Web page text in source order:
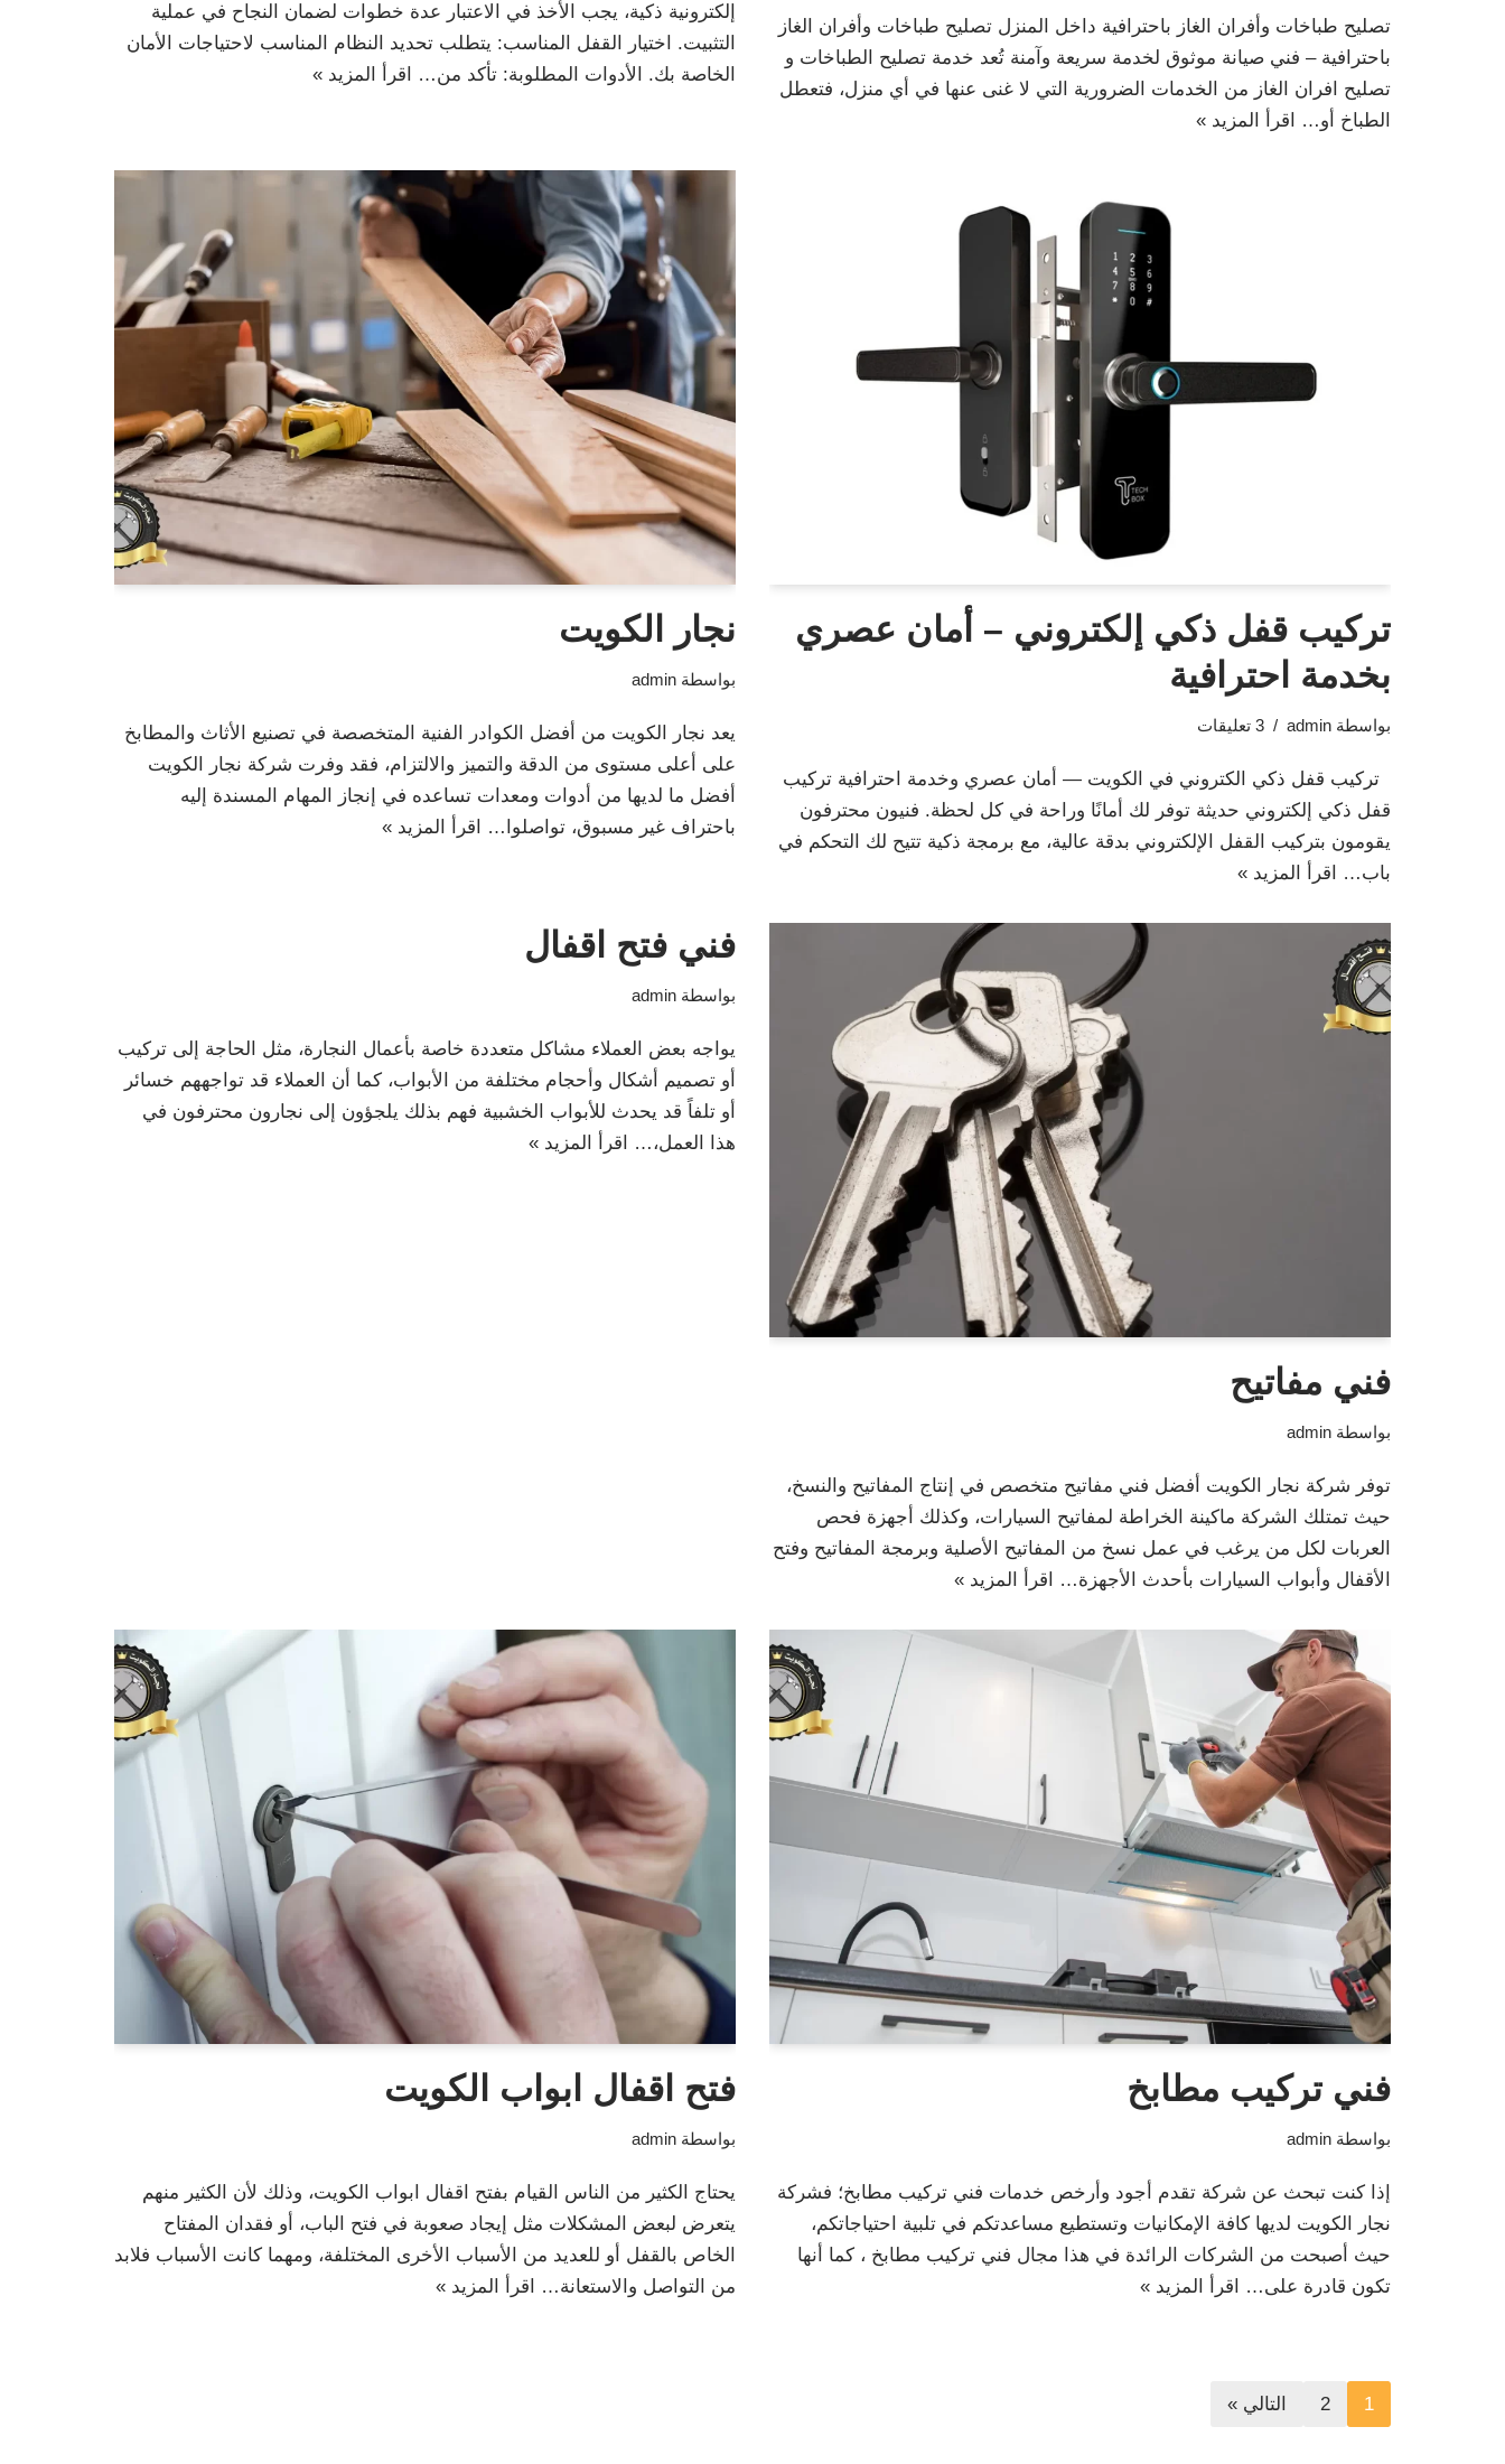
تصليح طباخات وأفران الغاز باحترافية داخل المنزل تصليح طباخات وأفران الغاز
باحترافية – فني صيانة موثوق لخدمة سريعة وآمنة تُعد خدمة تصليح الطباخات و
تصليح افران الغاز من الخدمات الضرورية التي لا غنى عنها في أي منزل، فتعطل
الطباخ أو…
اقرأ المزيد »
إلكترونية ذكية، يجب الأخذ في الاعتبار عدة خطوات لضمان النجاح في عملية
التثبيت. اختيار القفل المناسب: يتطلب تحديد النظام المناسب لاحتياجات الأمان
الخاصة بك. الأدوات المطلوبة: تأكد من…
اقرأ المزيد »
تركيب قفل ذكي إلكتروني – أمان عصري
بخدمة احترافية
بواسطة admin 3 تعليقات
تركيب قفل ذكي الكتروني في الكويت — أمان عصري وخدمة احترافية تركيب
قفل ذكي إلكتروني حديثة توفر لك أمانًا وراحة في كل لحظة. فنيون محترفون
يقومون بتركيب القفل الإلكتروني بدقة عالية، مع برمجة ذكية تتيح لك التحكم في
باب…
اقرأ المزيد »
نجار الكويت
بواسطة admin
يعد نجار الكويت من أفضل الكوادر الفنية المتخصصة في تصنيع الأثاث والمطابخ
على أعلى مستوى من الدقة والتميز والالتزام، فقد وفرت شركة نجار الكويت
أفضل ما لديها من أدوات ومعدات تساعده في إنجاز المهام المسندة إليه
باحتراف غير مسبوق، تواصلوا…
اقرأ المزيد »
فني مفاتيح
بواسطة admin
توفر شركة نجار الكويت أفضل فني مفاتيح متخصص في إنتاج المفاتيح والنسخ،
حيث تمتلك الشركة ماكينة الخراطة لمفاتيح السيارات، وكذلك أجهزة فحص
العربات لكل من يرغب في عمل نسخ من المفاتيح الأصلية وبرمجة المفاتيح وفتح
الأقفال وأبواب السيارات بأحدث الأجهزة…
اقرأ المزيد »
فني فتح اقفال
بواسطة admin
يواجه بعض العملاء مشاكل متعددة خاصة بأعمال النجارة، مثل الحاجة إلى تركيب
أو تصميم أشكال وأحجام مختلفة من الأبواب، كما أن العملاء قد تواجههم خسائر
أو تلفاً قد يحدث للأبواب الخشبية فهم بذلك يلجؤون إلى نجارون محترفون في
هذا العمل،…
اقرأ المزيد »
فني تركيب مطابخ
بواسطة admin
إذا كنت تبحث عن شركة تقدم أجود وأرخص خدمات فني تركيب مطابخ؛ فشركة
نجار الكويت لديها كافة الإمكانيات وتستطيع مساعدتكم في تلبية احتياجاتكم،
حيث أصبحت من الشركات الرائدة في هذا مجال فني تركيب مطابخ ، كما أنها
تكون قادرة على…
اقرأ المزيد »
فتح اقفال ابواب الكويت
بواسطة admin
يحتاج الكثير من الناس القيام بفتح اقفال ابواب الكويت، وذلك لأن الكثير منهم
يتعرض لبعض المشكلات مثل إيجاد صعوبة في فتح الباب، أو فقدان المفتاح
الخاص بالقفل أو للعديد من الأسباب الأخرى المختلفة، ومهما كانت الأسباب فلابد
من التواصل والاستعانة…
اقرأ المزيد »
1
2 التالي »